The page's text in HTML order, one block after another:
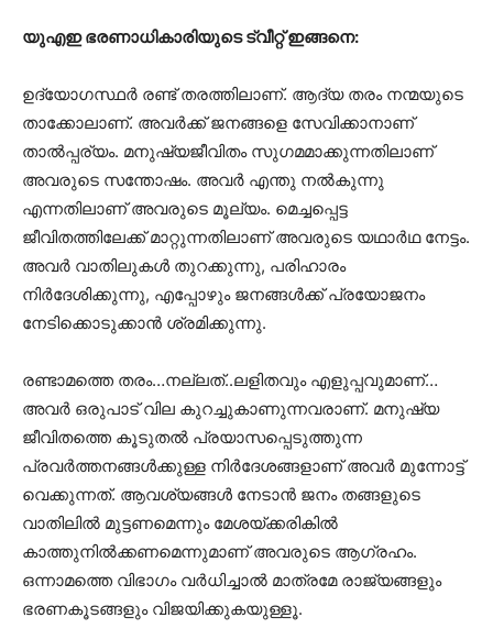
യുഎഇ ഭരണാധികാരിയുടെ ട്വീറ്റ് ഇങ്ങനെ:
ഉദ്യോഗസ്ഥര്‍ രണ്ട് തരത്തിലാണ്. ആദ്യ തരം നന്മയുടെ
താക്കോലാണ്. അവര്‍ക്ക് ജനങ്ങളെ സേവിക്കാനാണ്
താല്‍പ്പര്യം. മനുഷ്യജീവിതം സുഗമമാക്കുന്നതിലാണ്
അവരുടെ സന്തോഷം. അവര്‍ എന്തു നല്‍കുന്നു
എന്നതിലാണ് അവരുടെ മൂല്യം. മെച്ചപ്പെട്ട
ജീവിതത്തിലേക്ക് മാറ്റുന്നതിലാണ് അവരുടെ യഥാര്‍ഥ നേട്ടം.
അവര്‍ വാതിലുകള്‍ തുറക്കുന്നു, പരിഹാരം
നിര്‍ദേശിക്കുന്നു, എപ്പോഴും ജനങ്ങള്‍ക്ക് പ്രയോജനം
നേടിക്കൊടുക്കാന്‍ ശ്രമിക്കുന്നു.
രണ്ടാമത്തെ തരം…നല്ലത്..ലളിതവും എളുപ്പവുമാണ്…
അവര്‍ ഒരുപാട് വില കുറച്ചുകാണുന്നവരാണ്. മനുഷ്യ
ജീവിതത്തെ കൂടുതല്‍ പ്രയാസപ്പെടുത്തുന്ന
പ്രവര്‍ത്തനങ്ങള്‍ക്കുള്ള നിര്‍ദേശങ്ങളാണ് അവര്‍ മുന്നോട്ട്
വെക്കുന്നത്. ആവശ്യങ്ങള്‍ നേടാന്‍ ജനം തങ്ങളുടെ
വാതിലില്‍ മുട്ടണമെന്നും മേശയ്ക്കരികില്‍
കാത്തുനില്‍ക്കണമെന്നുമാണ് അവരുടെ ആഗ്രഹം.
ഒന്നാമത്തെ വിഭാഗം വര്‍ധിച്ചാല്‍ മാത്രമേ രാജ്യങ്ങളും
ഭരണകൂടങ്ങളും വിജയിക്കുകയുള്ളൂ.